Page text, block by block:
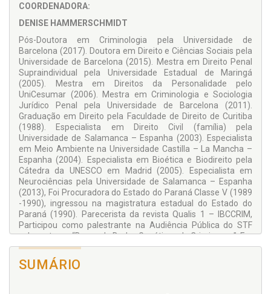
qualquer tipo de discriminação ou de deficit tutelar,
notadamente contra a mulher. Motivados por essa
seus labores e esforços de modo a estender proteção eficaz
a essa matriz, desde o marco do direito positivo, até a análise
e interpretação à luz teórica e pelo prisma prático das
soluções judiciais.
Enfim, a coletânea de artigos e textos busca atender ao
apelo de condensar diversificadas tendências normativas a
serviço dos legítimos anseios de um plus civilizatório para a
construção de uma sociedade, progressivamente, mais
igualitária e justa, onde a mulher, cada vez mais, ocupe o
espaço que lhe cabe no espaço universal de sua dignidade
humana e majestade moral.
COORDENADORA:
DENISE HAMMERSCHMIDT
Pós-Doutora em Criminologia pela Universidade de
Barcelona (2017). Doutora em Direito e Ciências Sociais pela
Universidade de Barcelona (2015). Mestra em Direito Penal
Supraindividual pela Universidade Estadual de Maringá
(2005). Mestra em Direitos da Personalidade pelo
UniCesumar (2006). Mestra em Criminologia e Sociologia
Jurídico Penal pela Universidade de Barcelona (2011).
Graduação em Direito pela Faculdade de Direito de Curitiba
(1988). Especialista em Direito Civil (família) pela
Universidade de Salamanca – Espanha (2003). Especialista
em Meio Ambiente na Universidade Castilla – La Mancha –
Espanha (2004). Especialista em Bioética e Biodireito pela
Cátedra da UNESCO em Madrid (2005). Especialista em
Neurociências pela Universidade de Salamanca – Espanha
(2013), Foi Procuradora do Estado do Paraná Classe V (1989
-1990), ingressou na magistratura estadual do Estado do
Paraná (1990). Parecerista da revista Qualis 1 – IBCCRIM,
Participou como palestrante na Audiência Pública do STF
sobre o tema “Banco de Dados Genéticos de Criminosos”. Ex-
membra do Conselho Penitenciário do Paraná (COPEN)
(2012- 2013) e do Fundo Penitenciário do Estado do Paraná
(FUPEN) (2012-2013). Professora Visitante do Programa de
SUMÁRIO